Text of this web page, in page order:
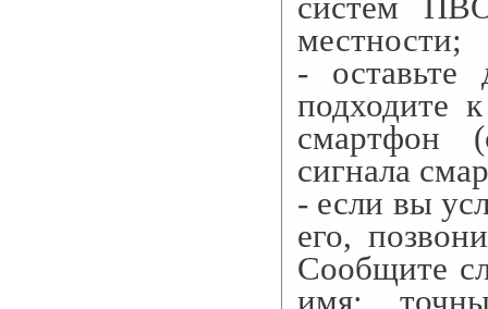
местности;
-
подходите
смартфон
сигнала
- если вы
его,
Сообщите
имя;